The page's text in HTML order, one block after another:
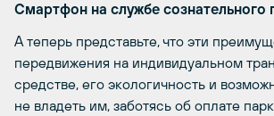
Смартфон на службе сознательного
А теперь представьте, что эти
передвижения на индивидуальном
средстве, его экологичность и
не владеть им, заботясь об оплате